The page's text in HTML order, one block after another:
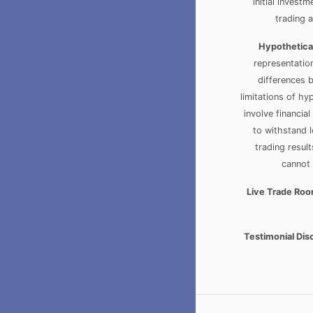
trading
differences
limitations of
involve
to withstand
trading
cannot
Live Trade
Testimonial